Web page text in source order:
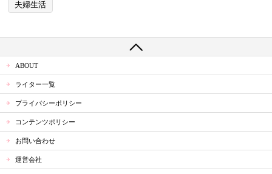
夫婦生活
ABOUT
ライター一覧
プライバシーポリシー
コンテンツポリシー
お問い合わせ
運営会社